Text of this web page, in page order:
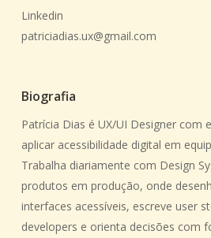
Linkedin
patriciadias.ux@gmail.com
Biografia
Patrícia Dias é UX/UI Designer com
aplicar acessibilidade digital em
Trabalha diariamente com Design
produtos em produção, onde
interfaces acessíveis, escreve user
developers e orienta decisões com